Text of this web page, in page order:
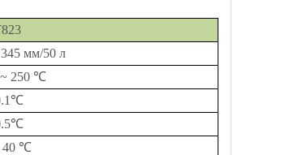
345 мм/50 л
250 ℃
℃
℃
℃